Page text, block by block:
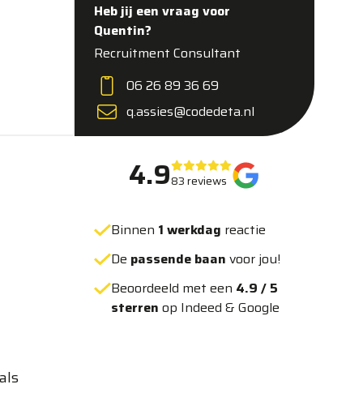
Heb jij een vraag voor
Quentin?
Recruitment Consultant
06 26 89 36 69
q.assies@codedeta.nl
4.983 reviews
Binnen 1 werkdag reactie
De passende baan voor jou!
Beoordeeld met een 4.9 / 5
sterren op Indeed & Google